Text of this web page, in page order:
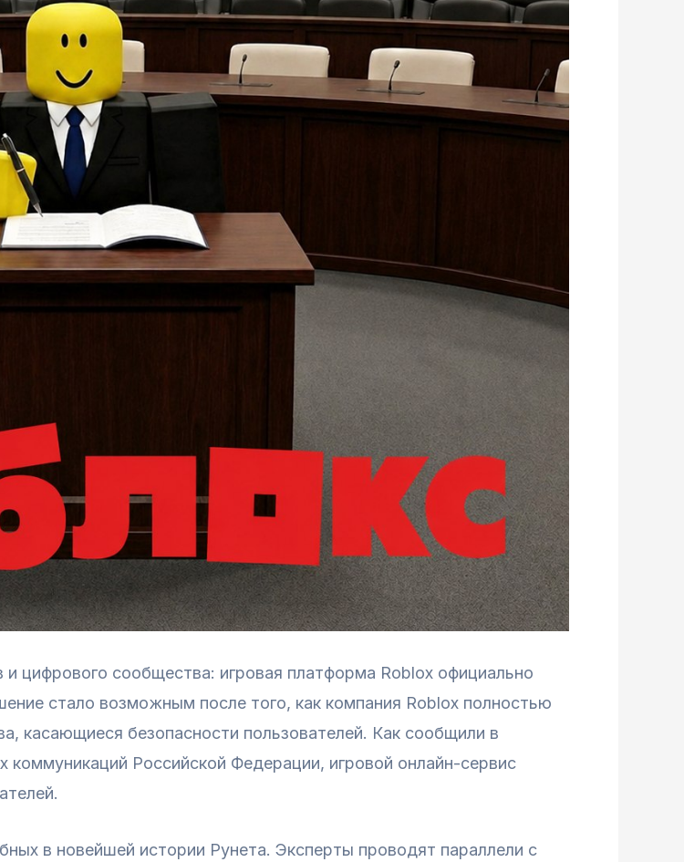
цифрового сообщества: игровая платформа Roblox официально
стало возможным после того, как компания Roblox полностью
касающиеся безопасности пользователей. Как сообщили в
коммуникаций Российской Федерации, игровой онлайн-сервис
в новейшей истории Рунета. Эксперты проводят параллели с